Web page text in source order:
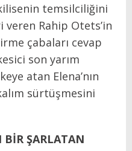
temsilciliğini
Rahip Otets’in
çabaları cevap
son yarım
atan Elena’nın
sürtüşmesini
BİR ŞARLATAN